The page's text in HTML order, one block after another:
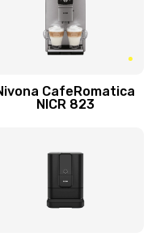
CafeRomatica
NICR 823